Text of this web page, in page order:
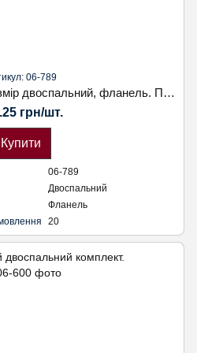
06-789
Постільний комплект. Розмір двоспальний, фланель. Простиня на резинці. Наволочка 50х70. Koloco
грн/шт.
Купити
06-789
Двоспальний
Фланель
20